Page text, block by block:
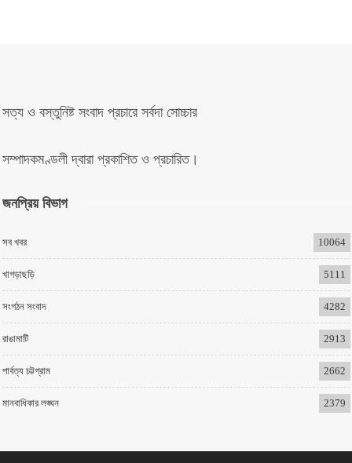
সত্য ও বস্তুনিষ্ট সংবাদ প্রচারে সর্বদা সোচ্চার
সম্পাদকমণ্ডলী দ্বারা প্রকাশিত ও প্রচারিত।
জনপ্রিয় বিভাগ
সব খবর 10064
খাগড়াছড়ি 5111
সংগঠন সংবাদ 4282
রাঙামাটি 2913
পার্বত্য চট্টগ্রাম 2662
মানবাধিকার লঙ্ঘন 2379